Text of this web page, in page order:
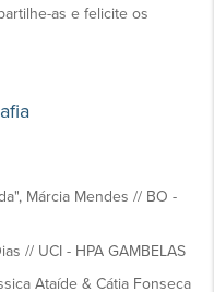
as e felicite os
Márcia Mendes // BO -
// UCI - HPA GAMBELAS
Ataíde & Cátia Fonseca